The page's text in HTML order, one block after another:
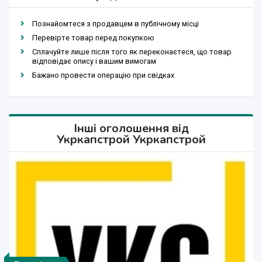
Познайомтеся з продавцем в публічному місці
Перевірте товар перед покупкою
Сплачуйте лише після того як переконаєтеся, що товар
відповідає опису і вашим вимогам
Бажано провести операцію при свідках
Інші оголошення від
Укркапстрой Укркапстрой